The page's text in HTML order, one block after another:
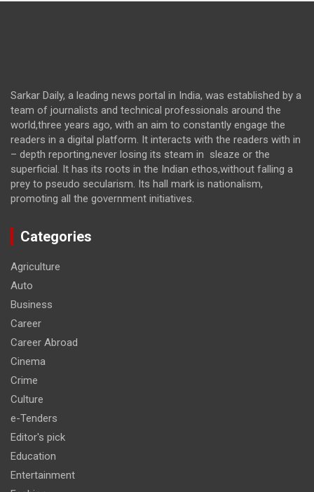
Sarkar Daily, a leading news portal in India, was established by a
team of journalists and technical professionals around the
world,three years ago, with an aim to constantly engage the
readers in a digital platform. It interacts with the readers with in
– depth reporting,never losing its steam in sleaze or the
superficial. It has its roots in the Indian ethos,without falling a
prey to pseudo secularism. Its hall mark is nationalism,
promoting all the government initiatives.
Categories
Agriculture
Auto
Business
Career
Career Abroad
Cinema
Crime
Culture
e-Tenders
Editor's pick
Education
Entertainment